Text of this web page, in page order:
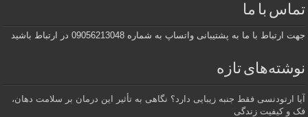
تماس با ما
جهت ارتباط با ما به پشتیبانی واتساپ به شماره 09056213048 در ارتباط باشید
نوشته‌های تازه
آیا ارتودنسی فقط جنبه زیبایی دارد؟ نگاهی به تأثیر این درمان بر سلامت دهان،
فک و کیفیت زندگی